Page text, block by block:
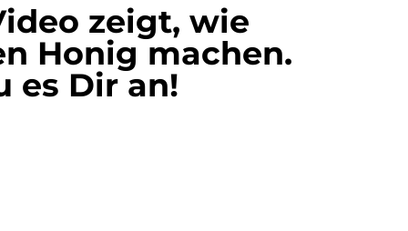
zeigt, wie
Honig machen.
es Dir an!